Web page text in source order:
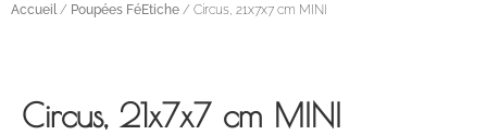
Accueil / Poupées FéEtiche / Circus, 21x7x7 cm MINI
Circus, 21x7x7 cm MINI